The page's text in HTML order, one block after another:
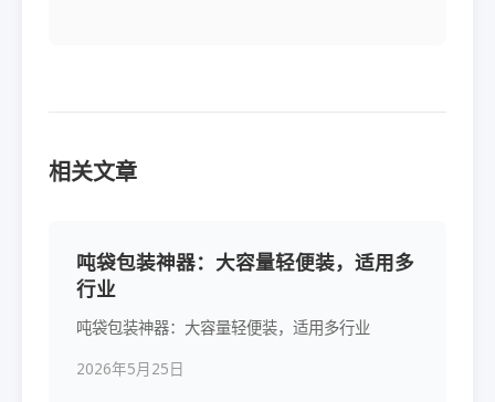
相关文章
吨袋包装神器：大容量轻便装，适用多
行业
吨袋包装神器：大容量轻便装，适用多行业
2026年5月25日